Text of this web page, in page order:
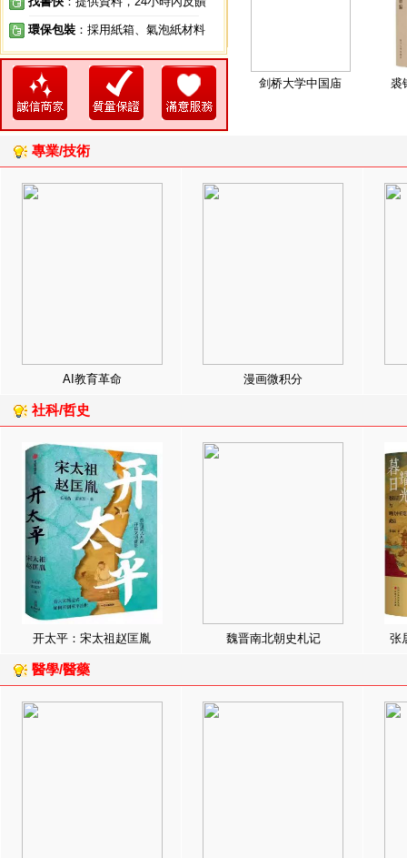
環保包裝 ：採用紙箱、氣泡紙材料
剑桥大学中国庙 裘
專業/技術
AI教育革命 漫画微积分
社科/哲史
开太平：宋太祖赵匡胤 魏晋南北朝史札记 张
醫學/醫藥